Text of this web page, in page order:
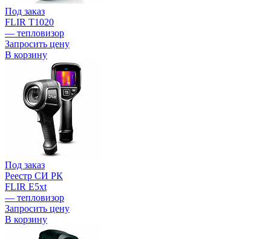
Под заказ
FLIR T1020
— тепловизор
Запросить цену
В корзину
Под заказ
Реестр СИ РК
FLIR E5xt
— тепловизор
Запросить цену
В корзину